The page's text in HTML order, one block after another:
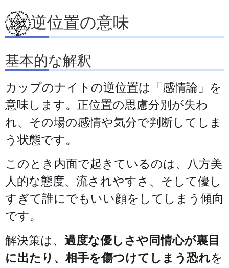
逆位置の意味
基本的な解釈
カップのナイトの逆位置は「感情論」を
意味します。正位置の思慮分別が失わ
れ、その場の感情や気分で判断してしま
う状態です。
このとき内面で起きているのは、八方美
人的な態度、流されやすさ、そして優し
すぎて誰にでもいい顔をしてしまう傾向
です。
解決策は、 過度な優しさや同情心が裏目
に出たり、相手を傷つけてしまう恐れを